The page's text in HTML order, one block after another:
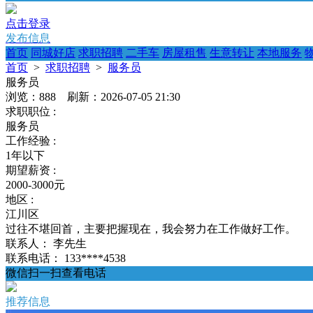
点击登录
发布信息
首页 同城好店 求职招聘 二手车 房屋租售 生意转让 本地服务
首页 > 求职招聘 > 服务员
服务员
浏览：888 刷新：2026-07-05 21:30
求职职位 :
服务员
工作经验 :
1年以下
期望薪资 :
2000-3000元
地区 :
江川区
过往不堪回首，主要把握现在，我会努力在工作做好工作。
联系人：
李先生
联系电话：
133****4538
微信扫一扫查看电话
推荐信息